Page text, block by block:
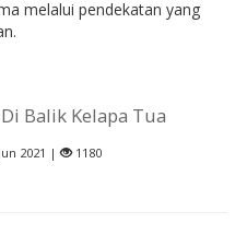
melalui pendekatan yang
Balik Kelapa Tua
2021 | 1180